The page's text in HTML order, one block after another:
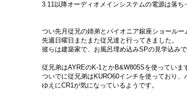
3.11以降オーディオメインシステムの電源は落ち
つい先月従兄の姉弟とパイオニア銀座ショールー
先週日曜日またまた従兄達と行ってきました。
彼らは建築家で、お風呂埋め込みSPの見学込み
従兄弟はAYREのK-1とかB&W805Sを使っていま
ついでに従兄弟はKURO60インチを使っており、
ゆえにCR1が気になっているようです。